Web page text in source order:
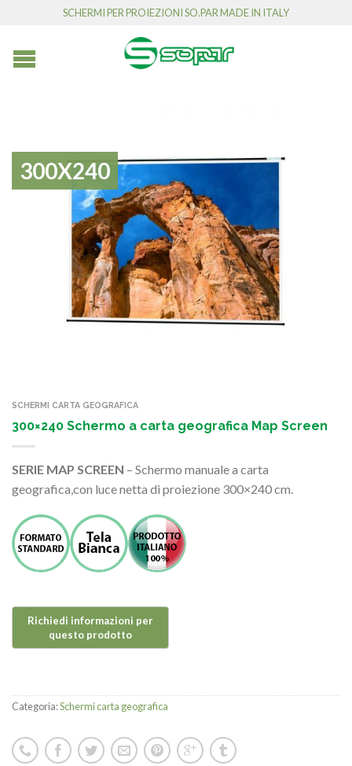
SCHERMI PER PROIEZIONI SO.PAR MADE IN ITALY
300X240
SCHERMI CARTA GEOGRAFICA
300×240 Schermo a carta geografica Map Screen
SERIE MAP SCREEN – Schermo manuale a carta
geografica,con luce netta di proiezione 300×240 cm.
Categoria:Schermi carta geografica